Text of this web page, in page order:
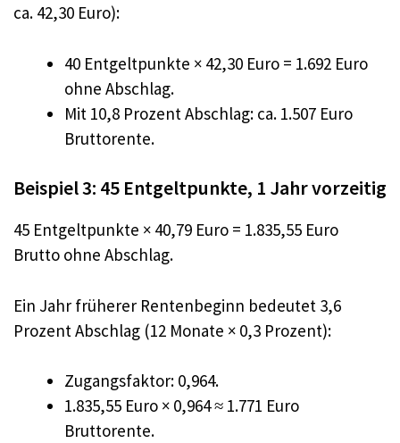
ca. 42,30 Euro):
40 Entgeltpunkte × 42,30 Euro = 1.692 Euro
ohne Abschlag.
Mit 10,8 Prozent Abschlag: ca. 1.507 Euro
Bruttorente.
Beispiel 3: 45 Entgeltpunkte, 1 Jahr vorzeitig
45 Entgeltpunkte × 40,79 Euro = 1.835,55 Euro
Brutto ohne Abschlag.
Ein Jahr früherer Rentenbeginn bedeutet 3,6
Prozent Abschlag (12 Monate × 0,3 Prozent):
Zugangsfaktor: 0,964.
1.835,55 Euro × 0,964 ≈ 1.771 Euro
Bruttorente.